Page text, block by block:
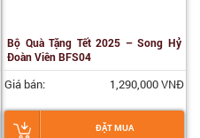
Bộ Quà Tặng Tết 2025 – Song Hỷ
Đoàn Viên BFS04
Giá bán: 1,290,000 VNĐ
ĐẶT MUA